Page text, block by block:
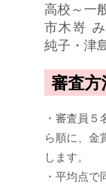
高校～一
市木嵜
純子・津
審査方
・審査員
ら順に、金
します。
・平均点